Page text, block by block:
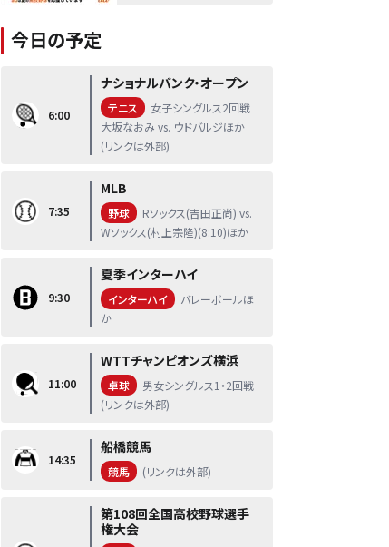
今日の予定
6:00
ナショナルバンク・オープン
テニス
女子シングルス2回戦
大坂なおみ vs. ウドバルジほか
(リンクは外部)
7:35
MLB
野球
Rソックス(吉田正尚) vs.
Wソックス(村上宗隆)(8:10)ほか
9:30
夏季インターハイ
インターハイ
バレーボールほ
か
11:00
WTTチャンピオンズ横浜
卓球
男女シングルス1・2回戦
(リンクは外部)
14:35
船橋競馬
競馬 (リンクは外部)
第108回全国高校野球選手
権大会